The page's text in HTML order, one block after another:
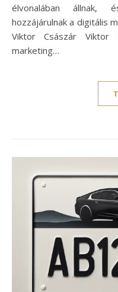
élvonalában állnak,
hozzájárulnak a digitális
Viktor Császár
marketing…